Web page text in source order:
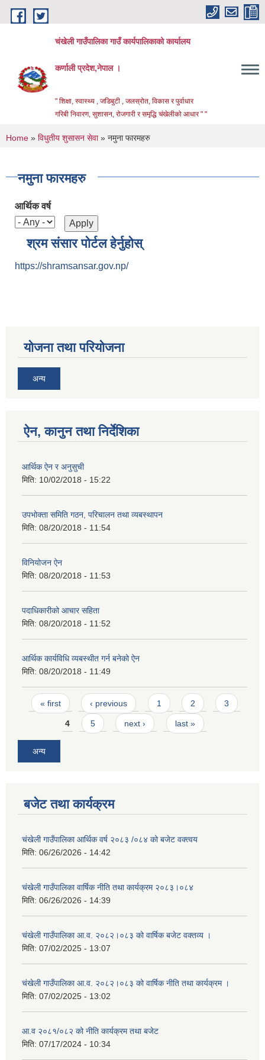
Skip to main content
चंखेली गाउँपालिका गाउँ कार्यपालिकाको कार्यालय
कर्णाली प्रदेश,नेपाल ।
" शिक्षा, स्वास्थ्य , जडिबुटी , जलस्रोत, विकास र पुर्वाधार
गरिबी निवारण, सुशासन, रोजगारी र समृद्धि चंखेलीको आधार " "
You are here
Home » विधुतीय शुसासन सेवा» नमुना फारमहरु
नमुना फारमहरु
आर्थिक वर्ष
श्रम संसार पोर्टल हेर्नुहोस्
https://shramsansar.gov.np/
योजना तथा परियोजना
अन्य
ऐन, कानुन तथा निर्देशिका
आर्थिक ऐन र अनुसुची
मिति: 10/02/2018 - 15:22
उपभोक्ता समिति गठन, परिचालन तथा व्यबस्थापन
मिति: 08/20/2018 - 11:54
विनियोजन ऐन
मिति: 08/20/2018 - 11:53
पदाधिकारीको आचार सहिता
मिति: 08/20/2018 - 11:52
आर्थिक कार्यविधि व्यबस्थीत गर्न बनेको ऐन
मिति: 08/20/2018 - 11:49
Pages
« first ‹ previous 1 2 3
4 5 next › last »
अन्य
बजेट तथा कार्यक्रम
चंखेली गाउँपालिका आर्थिक वर्ष २०८३ /०८४ को बजेट वक्त्वय
मिति: 06/26/2026 - 14:42
चंखेली गाउँपालिका वार्षिक नीति तथा कार्यक्रम २०८३।०८४
मिति: 06/26/2026 - 14:39
चंखेली गाउँपालिका आ.व. २०८२।०८३ को वार्षिक बजेट वक्तव्य ।
मिति: 07/02/2025 - 13:07
चंखेली गाउँपालिका आ.व. २०८२।०८३ को वार्षिक नीति तथा कार्यक्रम ।
मिति: 07/02/2025 - 13:02
आ.व २०८१/०८२ को नीति कार्यक्रम तथा बजेट
मिति: 07/17/2024 - 10:34